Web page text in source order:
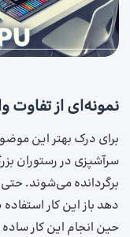
نمونه‌ای از تفاوت
سرآشپزی در رستوران
برگردانده می‌شوند. حتی
دهد باز این کار
حین انجام این کار